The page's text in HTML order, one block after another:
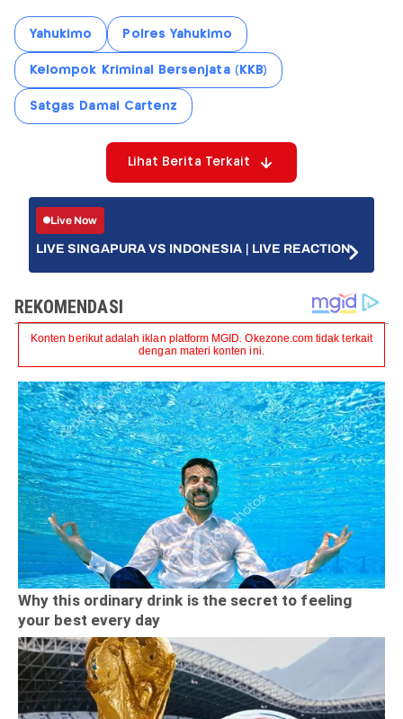
Yahukimo Polres Yahukimo
Kelompok Kriminal Bersenjata (KKB)
Satgas Damai Cartenz
Lihat Berita Terkait
Live Now
LIVE SINGAPURA VS INDONESIA | LIVE REACTION